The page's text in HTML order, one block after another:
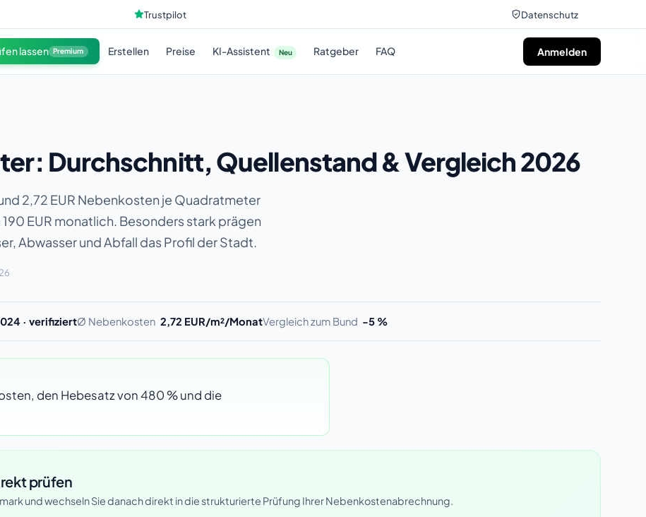
Trustpilot Datenschutz
lassen Premium Erstellen Preise KI-Assistent Neu Ratgeber FAQ Anmelden
Durchschnitt, Quellenstand & Vergleich 2026
2,72 EUR Nebenkosten je Quadratmeter
EUR monatlich. Besonders stark prägen
Abwasser und Abfall das Profil der Stadt.
· verifiziertØ Nebenkosten 2,72 EUR/m²/MonatVergleich zum Bund -5 %
den Hebesatz von 480 % und die
prüfen
und wechseln Sie danach direkt in die strukturierte Prüfung Ihrer Nebenkostenabrechnung.